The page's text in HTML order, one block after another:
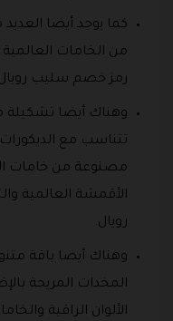
كما يوجد أيضا
من الخامات العالمية
رمز خصم سليب
وهناك أيضا تشكيلة
تتناسب مع
مصنوعة من خامات
الأقمشة العالمية
رويال.
وهناك أيضا باقة
المخدات المريحة
الألوان الراقية